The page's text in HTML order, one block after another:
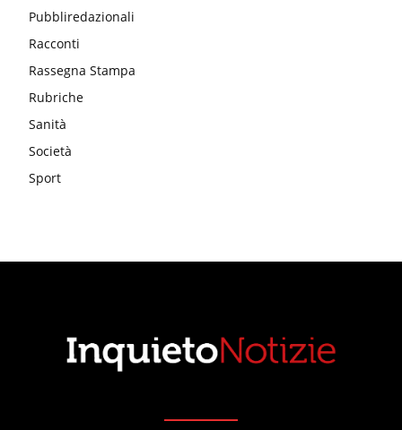
Pubbliredazionali
Racconti
Rassegna Stampa
Rubriche
Sanità
Società
Sport